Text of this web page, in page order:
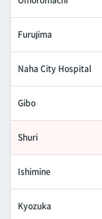
Furujima
Naha City Hospital
Gibo
Shuri
Ishimine
Kyozuka